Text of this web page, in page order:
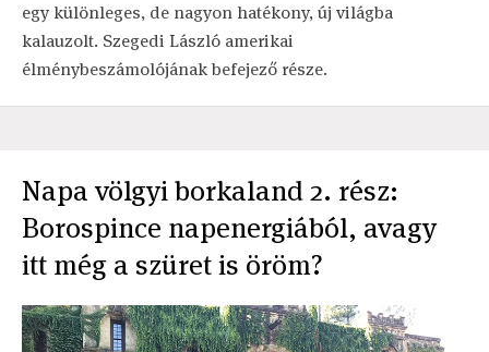
egy különleges, de nagyon hatékony, új világba
kalauzolt. Szegedi László amerikai
élménybeszámolójának befejező része.
Napa völgyi borkaland 2. rész:
Borospince napenergiából, avagy
itt még a szüret is öröm?